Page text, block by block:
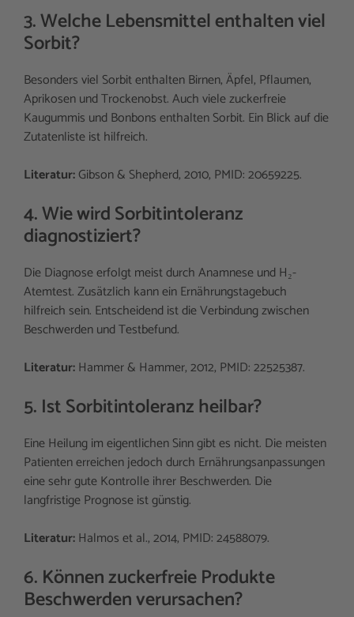
3. Welche Lebensmittel enthalten viel
Sorbit?
Besonders viel Sorbit enthalten Birnen, Äpfel, Pflaumen,
Aprikosen und Trockenobst. Auch viele zuckerfreie
Kaugummis und Bonbons enthalten Sorbit. Ein Blick auf die
Zutatenliste ist hilfreich.
Literatur:Gibson & Shepherd, 2010, PMID: 20659225.
4. Wie wird Sorbitintoleranz
diagnostiziert?
Die Diagnose erfolgt meist durch Anamnese und H₂-
Atemtest. Zusätzlich kann ein Ernährungstagebuch
hilfreich sein. Entscheidend ist die Verbindung zwischen
Beschwerden und Testbefund.
Literatur:Hammer & Hammer, 2012, PMID: 22525387.
5. Ist Sorbitintoleranz heilbar?
Eine Heilung im eigentlichen Sinn gibt es nicht. Die meisten
Patienten erreichen jedoch durch Ernährungsanpassungen
eine sehr gute Kontrolle ihrer Beschwerden. Die
langfristige Prognose ist günstig.
Literatur:Halmos et al., 2014, PMID: 24588079.
6. Können zuckerfreie Produkte
Beschwerden verursachen?